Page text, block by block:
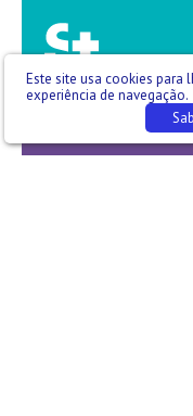
Saúde que se lê -
Este site usa cookies para
experiência de navegação.